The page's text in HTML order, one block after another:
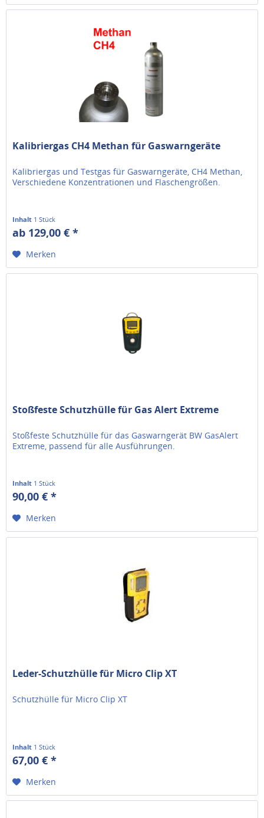
Kalibriergas CH4 Methan für Gaswarngeräte
Kalibriergas und Testgas für Gaswarngeräte, CH4 Methan,
Verschiedene Konzentrationen und Flaschengrößen.
Inhalt 1 Stück
ab 129,00 € *
Merken
Stoßfeste Schutzhülle für Gas Alert Extreme
Stoßfeste Schutzhülle für das Gaswarngerät BW GasAlert
Extreme, passend für alle Ausführungen.
Inhalt 1 Stück
90,00 € *
Merken
Leder-Schutzhülle für Micro Clip XT
Schutzhülle für Micro Clip XT
Inhalt 1 Stück
67,00 € *
Merken